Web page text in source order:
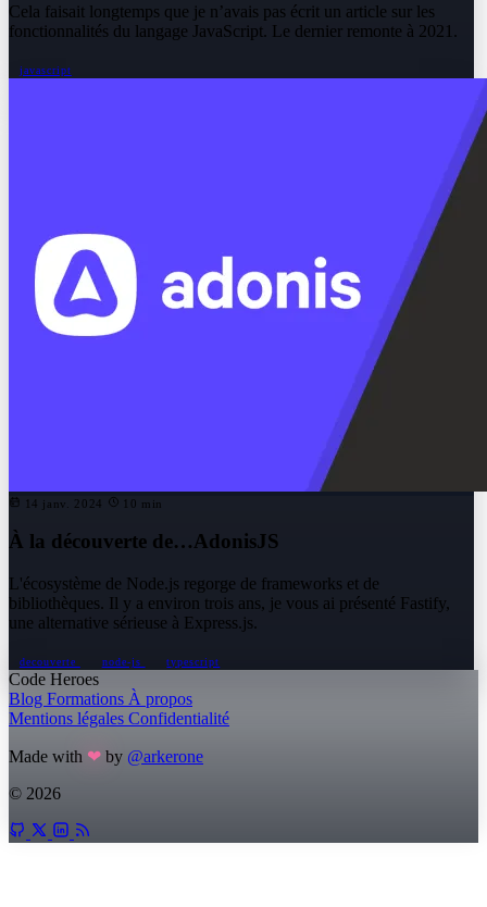
Cela faisait longtemps que je n’avais pas écrit un article sur les
fonctionnalités du langage JavaScript. Le dernier remonte à 2021.
javascript
14 janv. 2024 10 min
À la découverte de…AdonisJS
L'écosystème de Node.js regorge de frameworks et de
bibliothèques. Il y a environ trois ans, je vous ai présenté Fastify,
une alternative sérieuse à Express.js.
decouverte node-js typescript
Code Heroes
Blog Formations À propos
Mentions légales Confidentialité
Made with ❤ by @arkerone
© 2026